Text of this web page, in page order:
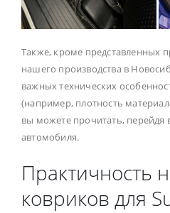
Также, кроме представленных
нашего производства в
важных технических
(например, плотность
вы можете прочитать, перейдя
автомобиля.
Практичность
ковриков для